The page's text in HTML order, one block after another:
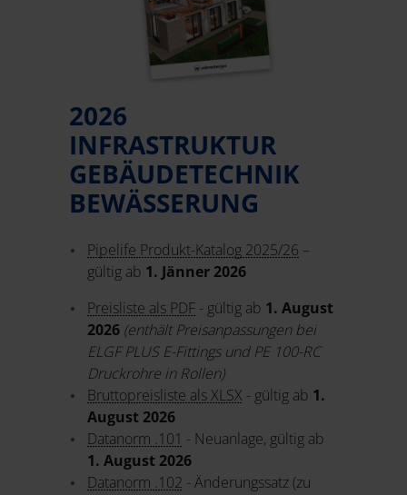
2026
INFRASTRUKTUR
GEBÄUDETECHNIK
BEWÄSSERUNG
Pipelife Produkt-Katalog 2025/26 –
gültig ab 1. Jänner 2026
Preisliste als PDF - gültig ab 1. August
2026 (enthält Preisanpassungen bei
ELGF PLUS E-Fittings und PE 100-RC
Druckrohre in Rollen)
Bruttopreisliste als XLSX - gültig ab 1.
August 2026
Datanorm .101 - Neuanlage, gültig ab
1. August 2026
Datanorm .102 - Änderungssatz (zu